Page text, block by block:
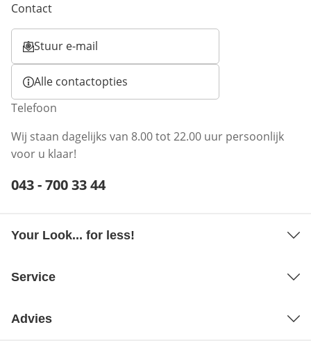
Contact
Stuur e-mail
Opent e-mailclient
Alle contactopties
Telefoon
Wij staan dagelijks van 8.00 tot 22.00 uur persoonlijk
voor u klaar!
Telefoonnummer:
043 - 700 33 44
Your Look... for less!
Service
Advies